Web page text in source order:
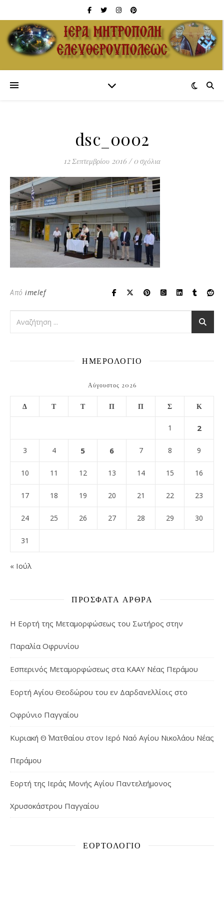
dsc_0002
12 Σεπτεμβρίου 2016 / 0 σχόλια
Από imelef
ΗΜΕΡΟΛΟΓΙΟ
Αύγουστος 2026
Δ Τ Τ Π Π Σ Κ
1 2
3 4 5 6 7 8 9
10 11 12 13 14 15 16
17 18 19 20 21 22 23
24 25 26 27 28 29 30
31
« Ιούλ
ΠΡΌΣΦΑΤΑ ΆΡΘΡΑ
Η Εορτή της Μεταμορφώσεως του Σωτήρος στην
Παραλία Οφρυνίου
Εσπερινός Μεταμορφώσεως στα ΚΑΑΥ Νέας Περάμου
Εορτή Αγίου Θεοδώρου του εν Δαρδανελλίοις στο
Οφρύνιο Παγγαίου
Κυριακή Θ΄ Ματθαίου στον Ιερό Ναό Αγίου Νικολάου Νέας
Περάμου
Εορτή της Ιεράς Μονής Αγίου Παντελεήμονος
Χρυσοκάστρου Παγγαίου
ΕΟΡΤΟΛΌΓΙΟ